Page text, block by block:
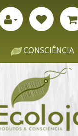
CONSCIÊNCIA